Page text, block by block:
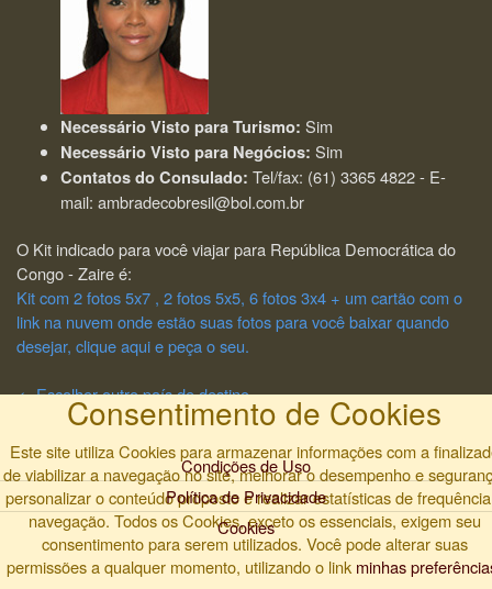
Necessário Visto para Turismo: Sim
Necessário Visto para Negócios: Sim
Contatos do Consulado: Tel/fax: (61) 3365 4822 - E-
mail: ambradecobresil@bol.com.br
O Kit indicado para você viajar para República Democrática do
Congo - Zaire é:
Kit com 2 fotos 5x7 , 2 fotos 5x5, 6 fotos 3x4 + um cartão com o
link na nuvem onde estão suas fotos para você baixar quando
desejar, clique aqui e peça o seu.
<- Escolher outro país de destino
Consentimento de Cookies
Este site utiliza Cookies para armazenar informações com a
de viabilizar a navegação no site, melhorar o desempenho e
personalizar o conteúdo proposto e realizar estatísticas de
navegação. Todos os Cookies, exceto os essenciais, exigem seu
consentimento para serem utilizados. Você pode alterar suas
permissões a qualquer momento, utilizando o link minhas
Condições de Uso
Política de Privacidade
Cookies
© 2026 - Antares Imagem